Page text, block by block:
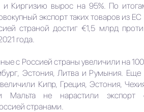
и Киргизию вырос на 95%. По
экспорт таких товаров из ЕС
страной достиг €1,5 млрд
года.
с Россией страны увеличили на
Эстония, Литва и Румыния. Еще
Кипр, Греция, Эстония,
Мальта не нарастили экспорт
странами.